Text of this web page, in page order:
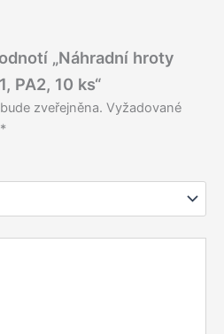
„Náhradní hroty
PA2, 10 ks“
zveřejněna. Vyžadované
*